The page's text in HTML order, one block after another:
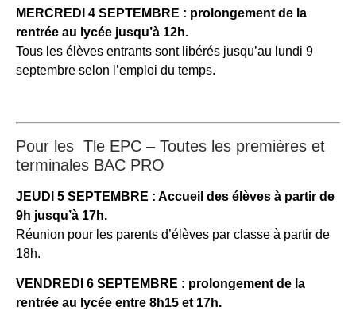
MERCREDI 4 SEPTEMBRE : prolongement de la
rentrée au lycée jusqu’à 12h.
Tous les élèves entrants sont libérés jusqu’au lundi 9
septembre selon l’emploi du temps.
Pour les Tle EPC – Toutes les premières et
terminales BAC PRO
JEUDI 5 SEPTEMBRE : Accueil des élèves à partir de
9h jusqu’à 17h.
Réunion pour les parents d’élèves par classe à partir de
18h.
VENDREDI 6 SEPTEMBRE : prolongement de la
rentrée au lycée entre 8h15 et 17h.